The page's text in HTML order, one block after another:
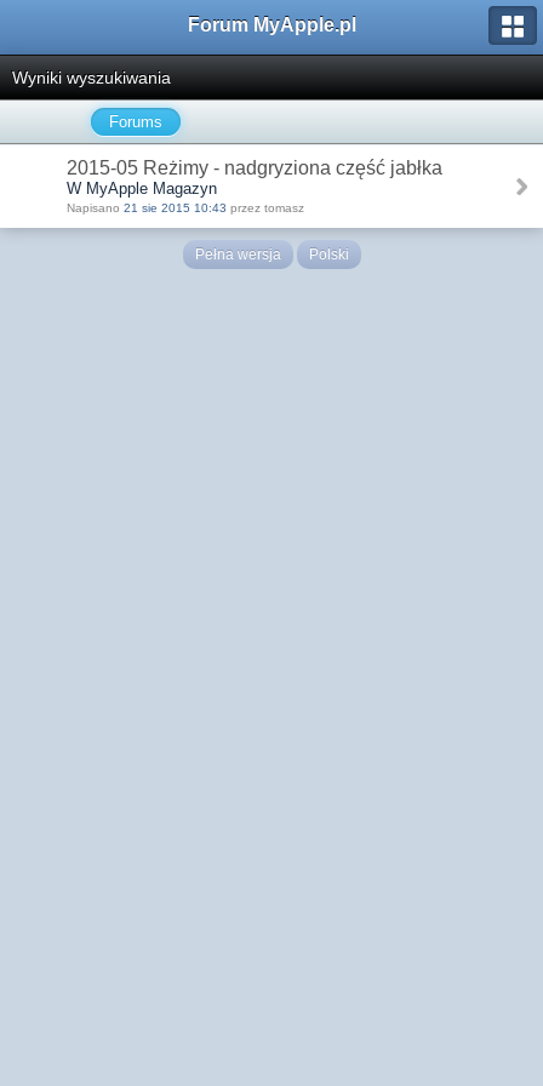
Forum MyApple.pl
Wyniki wyszukiwania
Forums
2015-05 Reżimy - nadgryziona część jabłka
W MyApple Magazyn
Napisano 21 sie 2015 10:43 przez tomasz
Pełna wersja Polski